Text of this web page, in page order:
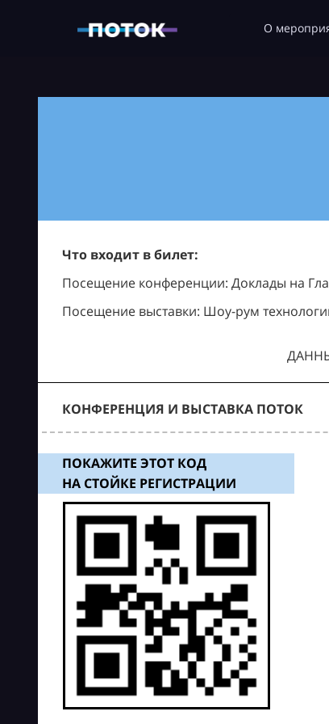
О
Что входит в билет:
Посещение конференции: Доклады на
Посещение выставки: Шоу-рум
КОНФЕРЕНЦИЯ И ВЫСТАВКА ПОТОК
ПОКАЖИТЕ ЭТОТ КОД
НА СТОЙКЕ РЕГИСТРАЦИИ